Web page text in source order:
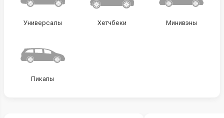
Универсалы Хетчбеки Минивэны
Пикапы